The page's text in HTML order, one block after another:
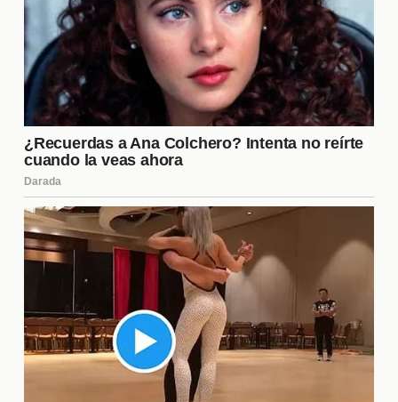
logran mantener una buena relación con sus
seguidores tienden a recibir más apoyo durante las
eliminaciones.
Momentos Clave del Programa
A lo largo de la temporada, ha habido varios
momentos clave
programa. Desde peleas intensas hasta
reconciliaciones emotivas, cada episodio trae
consigo situaciones que mantienen a la audiencia al
borde de sus asientos. Estos momentos no solo
entretienen, sino que también reflejan la evolución
de las relaciones entre los concursantes.
Expectativas para el Futuro